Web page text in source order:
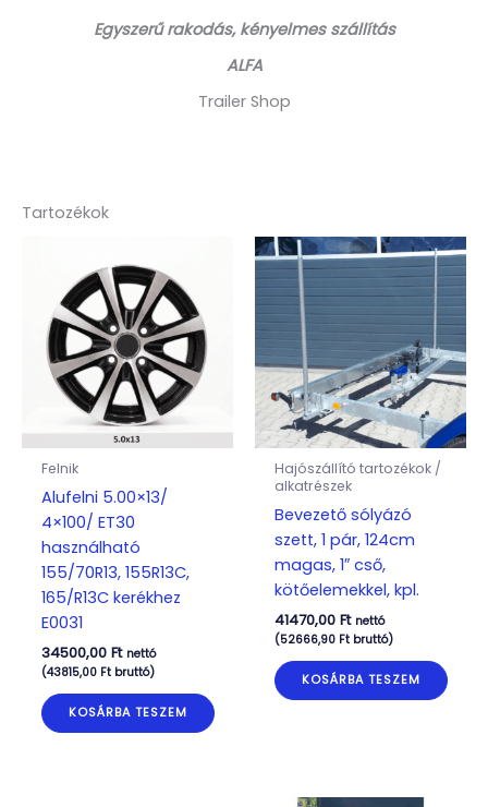
Egyszerű rakodás, kényelmes szállítás
ALFA
Trailer Shop
Tartozékok
Felnik
Alufelni 5.00×13/
4×100/ ET30
használható
155/70R13, 155R13C,
165/R13C kerékhez
E0031
34500,00 Ft nettó
(43815,00 Ftbruttó)
KOSÁRBA TESZEM
Hajószállító tartozékok /
alkatrészek
Bevezető sólyázó
szett, 1 pár, 124cm
magas, 1″ cső,
kötőelemekkel, kpl.
41470,00 Ft nettó
(52666,90 Ftbruttó)
KOSÁRBA TESZEM